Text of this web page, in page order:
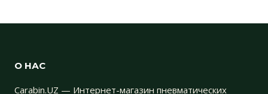
О НАС
Carabin.UZ — Интернет-магазин пневматических